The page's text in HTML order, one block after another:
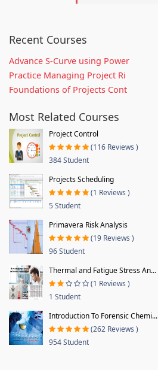
Recent Courses
Advance S-Curve using Power
Practice Managing Project Ri
Foundations of Projects Cont
Most Related Courses
Project Control
(116 Reviews )
384 Student
Projects Scheduling
(1 Reviews )
5 Student
Primavera Risk Analysis
(19 Reviews )
96 Student
Thermal and Fatigue Stress An...
(1 Reviews )
1 Student
Introduction To Forensic Chemi...
(262 Reviews )
954 Student